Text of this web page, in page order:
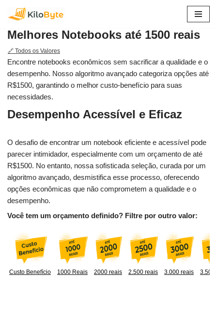
para
o
conteúdo
Melhores Notebooks até 1500 reais
🔗 Todos os Valores
Encontre notebooks econômicos sem sacrificar a qualidade e o
desempenho. Nosso algoritmo avançado categoriza opções até
R$1500, garantindo o melhor custo-benefício para suas
necessidades.
Desempenho Acessível e Eficaz
O desafio de encontrar um notebook eficiente e acessível pode
parecer intimidador, especialmente com um orçamento de até
R$1500. No entanto, nossa sofisticada seleção, curada por um
algoritmo avançado, desmistifica esse processo, oferecendo
opções econômicas que não comprometem a qualidade e o
desempenho.
Você tem um orçamento definido? Filtre por outro valor:
Custo Benefício 1000 Reais 2000 reais 2.500 reais 3.000 reais 3.500